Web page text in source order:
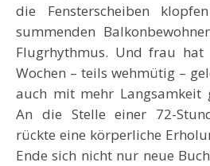
die Fensterscheiben
summenden
Flugrhythmus. Und frau hat
Wochen – teils wehmütig –
auch mit mehr Langsamkeit
An die Stelle einer 72-
rückte eine körperliche
Ende sich nicht nur neue